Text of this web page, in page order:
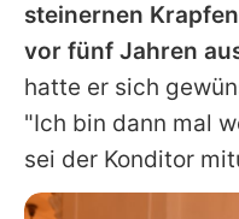
steinernen
vor fünf Jahren
hatte er sich
"Ich bin dann mal
sei der Konditor